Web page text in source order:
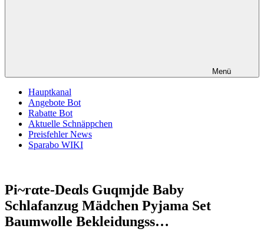
Menü
Hauptkanal
Angebote Bot
Rabatte Bot
Aktuelle Schnäppchen
Preisfehler News
Sparabo WIKI
Pi~rαtе-Dеαls Guqmjde Baby
Schlafanzug Mädchen Pyjama Set
Baumwolle Bekleidungss…